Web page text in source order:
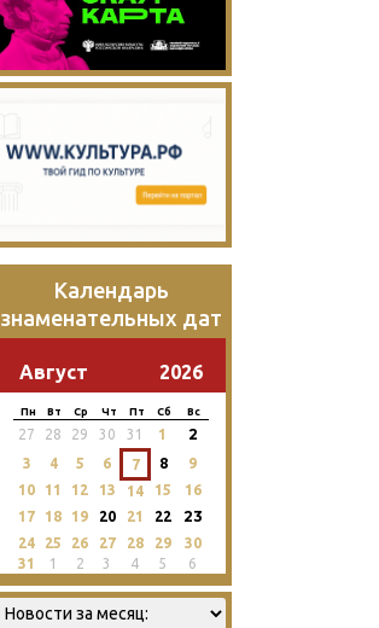
Календарь
знаменательных дат
Август 2026
Пн Вт Ср Чт Пт Сб Вс
27 28 29 30 31 1 2
3 4 5 6 7 8
9
10
11 12 13 14 15
16
17
18 19 20 21 22 23
24 25 26 27 28 29
30
31
1 2 3 4 5 6